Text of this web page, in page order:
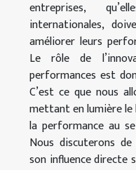
entreprises,
internationales,
améliorer leurs
Le rôle de
performances est
C’est ce que nous
mettant en lumière
la performance au
Nous discuterons
son influence directe